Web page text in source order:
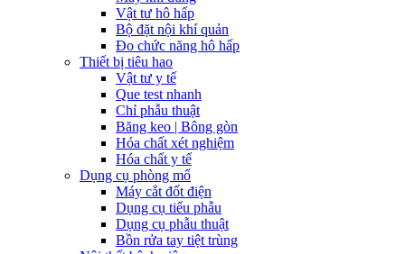
Vật tư hô hấp
Bộ đặt nội khí quản
Đo chức năng hô hấp
Thiết bị tiêu hao
Vật tư y tế
Que test nhanh
Chỉ phẫu thuật
Băng keo | Bông gòn
Hóa chất xét nghiệm
Hóa chất y tế
Dụng cụ phòng mổ
Máy cắt đốt điện
Dụng cụ tiểu phẫu
Dụng cụ phẫu thuật
Bồn rửa tay tiệt trùng